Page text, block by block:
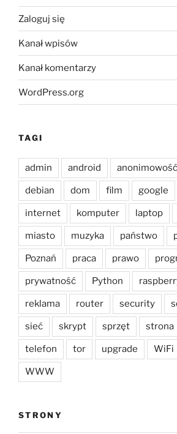
Zaloguj się
Kanał wpisów
Kanał komentarzy
WordPress.org
TAGI
admin android anonimowość
debian dom film google
internet komputer laptop
miasto muzyka państwo
Poznań praca prawo
prywatność Python
reklama router security
sieć skrypt sprzęt strona
telefon tor upgrade WiFi
WWW
STRONY